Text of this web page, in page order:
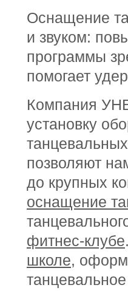
Оснащение
и звуком:
программы
помогает
Компания
установку
позволяют
до крупных
оснащение
фитнес-клубе
школе,